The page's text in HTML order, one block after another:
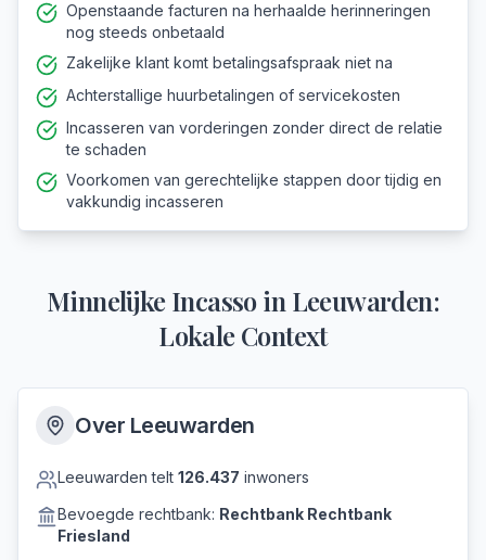
Openstaande facturen na herhaalde herinneringen
nog steeds onbetaald
Zakelijke klant komt betalingsafspraak niet na
Achterstallige huurbetalingen of servicekosten
Incasseren van vorderingen zonder direct de relatie
te schaden
Voorkomen van gerechtelijke stappen door tijdig en
vakkundig incasseren
Minnelijke Incassoin Leeuwarden:
Lokale Context
Over Leeuwarden
Leeuwarden telt 126.437 inwoners
Bevoegde rechtbank: Rechtbank Rechtbank
Friesland